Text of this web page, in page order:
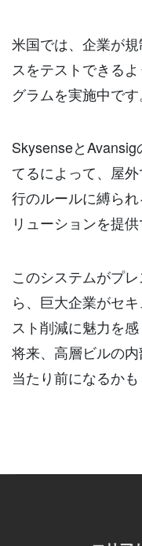
米国では、企業が
スをテストできる
グラムを実施中です
Skysenseと
てるによって、屋
行のルールに縛ら
リューションを提
このシステムがプ
ら、巨大企業がセ
スト削減に魅力を
将来、高層ビルの
当たり前になるかも